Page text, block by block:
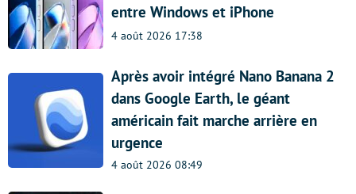
entre Windows et iPhone
4 août 2026 17:38
Après avoir intégré Nano Banana 2
dans Google Earth, le géant
américain fait marche arrière en
urgence
4 août 2026 08:49